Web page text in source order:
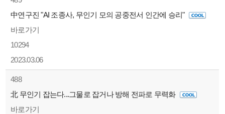
中연구진 "AI 조종사, 무인기 모의 공중전서 인간에 승리"
바로가기
10294
2023.03.06
488
北 무인기 잡는다...그물로 잡거나 방해 전파로 무력화
바로가기